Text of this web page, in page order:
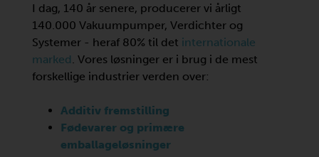
I dag, 140 år senere, producerer vi årligt
140.000 Vakuumpumper, Verdichter og
Systemer - heraf 80% til det internationale
marked. Vores løsninger er i brug i de mest
forskellige industrier verden over:
Additiv fremstilling
Fødevarer og primære
emballageløsninger